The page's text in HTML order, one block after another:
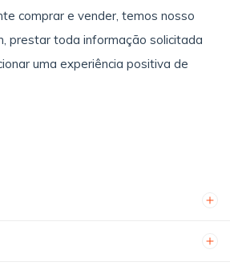
comprar e vender, temos nosso
prestar toda informação solicitada
uma experiência positiva de